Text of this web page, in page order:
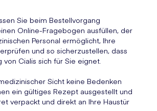
Sie beim Bestellvorgang
Online-Fragebogen ausfüllen, der
Personal ermöglicht, Ihre
und so sicherzustellen, dass
von Cialis sich für Sie eignet.
Sicht keine Bedenken
ein gültiges Rezept ausgestellt und
verpackt und direkt an Ihre Haustür